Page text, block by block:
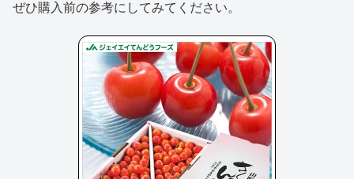
ぜひ購入前の参考にしてみてください。